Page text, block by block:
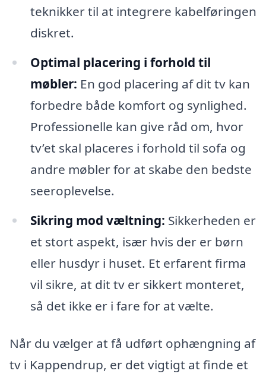
teknikker til at integrere kabelføringen
diskret.
Optimal placering i forhold til
møbler: En god placering af dit tv kan
forbedre både komfort og synlighed.
Professionelle kan give råd om, hvor
tv’et skal placeres i forhold til sofa og
andre møbler for at skabe den bedste
seeroplevelse.
Sikring mod væltning: Sikkerheden er
et stort aspekt, især hvis der er børn
eller husdyr i huset. Et erfarent firma
vil sikre, at dit tv er sikkert monteret,
så det ikke er i fare for at vælte.
Når du vælger at få udført ophængning af
tv i Kappendrup, er det vigtigt at finde et